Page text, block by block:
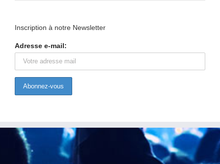
Inscription à notre Newsletter
Adresse e-mail: